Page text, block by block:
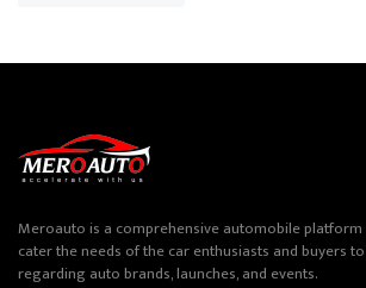
Meroauto is a comprehensive automobile platform
cater the needs of the car enthusiasts and buyers
regarding auto brands, launches, and events.